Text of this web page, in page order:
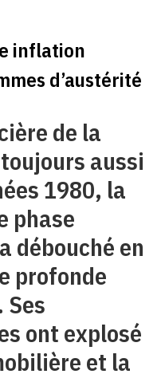
inflation
d’austérité
de la
toujours aussi
1980, la
phase
débouché en
profonde
Ses
ont explosé
et la